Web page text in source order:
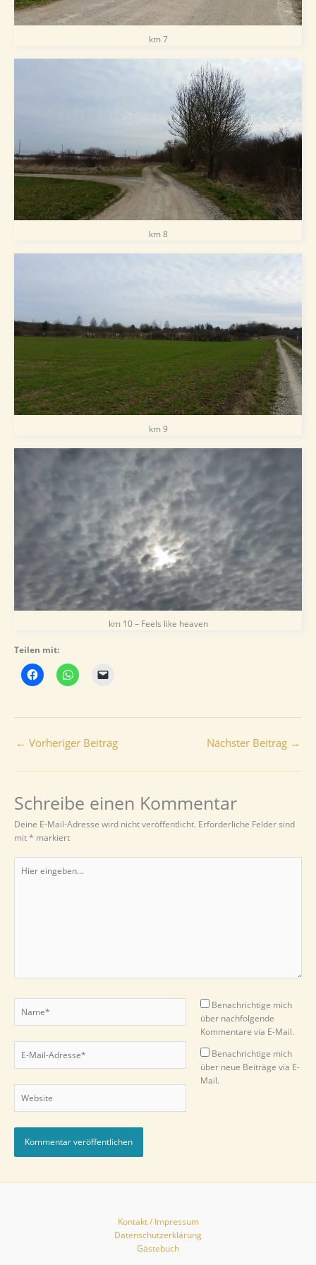
km 7
km 8
km 9
km 10 – Feels like heaven
Teilen mit:
← Vorheriger Beitrag Nächster Beitrag →
Schreibe einen Kommentar
Deine E-Mail-Adresse wird nicht veröffentlicht. Erforderliche Felder sind
mit* markiert
eingeben…
Mail-
Benachrichtige mich
über nachfolgende
Kommentare via E-Mail.
Benachrichtige mich
über neue Beiträge via E-
Mail.
Kontakt / Impressum
Datenschutzerklärung
Gästebuch